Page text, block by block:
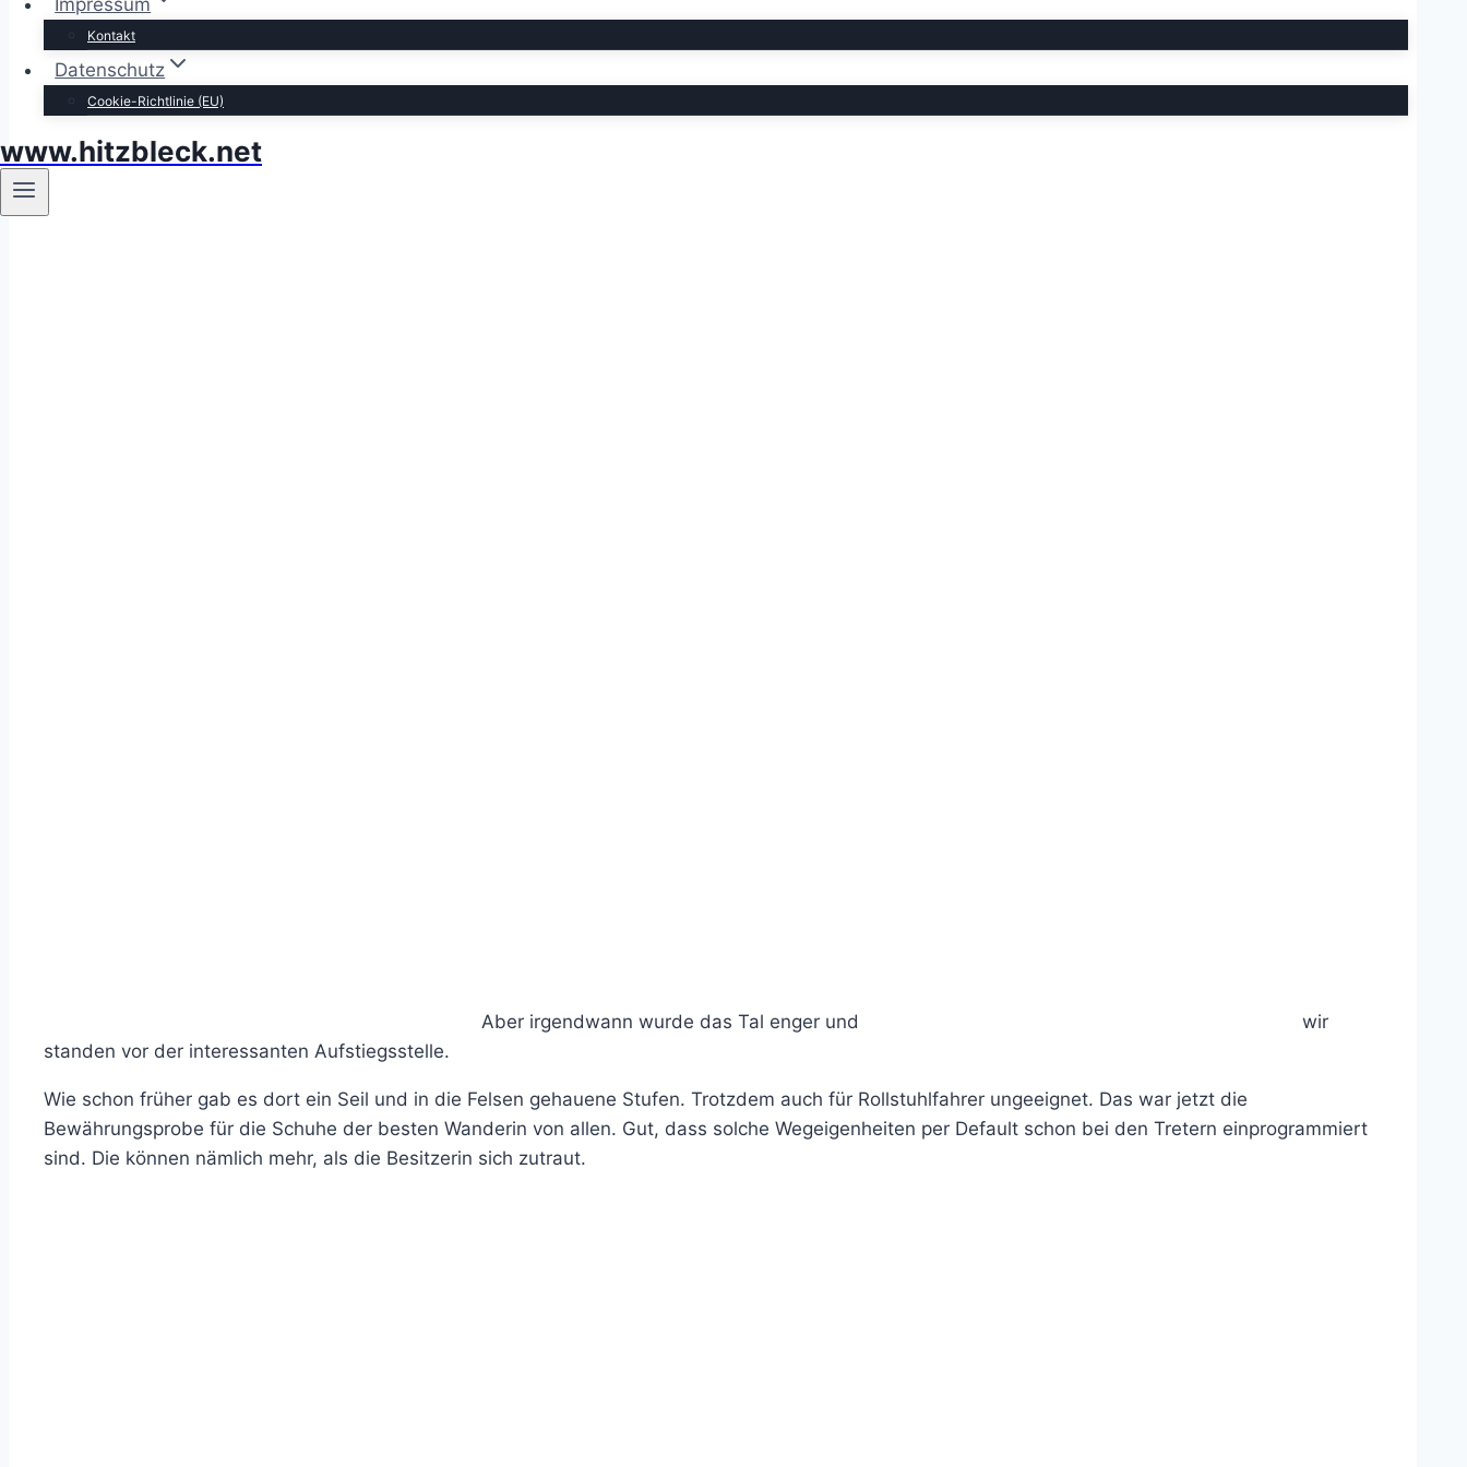
Impressum
Kontakt
Datenschutz
Cookie-Richtlinie (EU)
www.hitzbleck.net
Aber irgendwann wurde das Tal enger und
wir
standen vor der interessanten Aufstiegsstelle.
Wie schon früher gab es dort ein Seil und in die Felsen gehauene Stufen. Trotzdem auch für Rollstuhlfahrer ungeeignet. Das war jetzt die
Bewährungsprobe für die Schuhe der besten Wanderin von allen. Gut, dass solche Wegeigenheiten per Default schon bei den Tretern einprogrammiert
sind. Die können nämlich mehr, als die Besitzerin sich zutraut.